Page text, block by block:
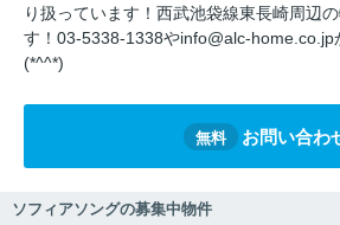
り扱っています！西武池袋線東長崎周辺
す！03-5338-1338やinfo@alc-home.co.jp
(*^^*)
無料 お問い合わ
ソフィアソングの募集中物件